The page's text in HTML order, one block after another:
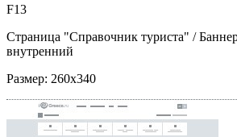
F13
Страница "Справочник туриста" /
внутренний
Размер: 260x340